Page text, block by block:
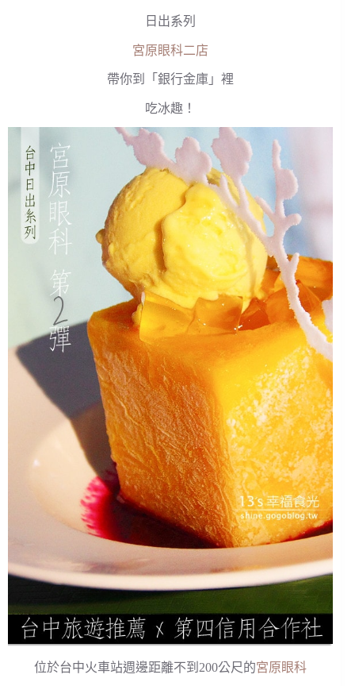
日出系列
宮原眼科二店
帶你到「銀行金庫」裡
吃冰趣！
位於台中火車站週邊距離不到200公尺的宮原眼科